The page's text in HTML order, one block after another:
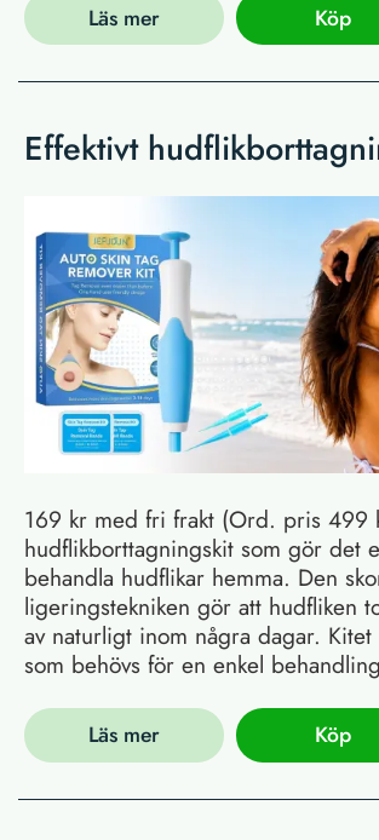
Läs mer Köp
Effektivt
169 kr med fri frakt (Ord. pris 499
hudflikborttagningskit som gör det
behandla hudflikar hemma. Den
ligeringstekniken gör att hudfliken
av naturligt inom några dagar.
som behövs för en enkel
Läs mer Köp